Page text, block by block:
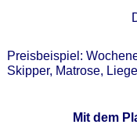
Preisbeispiel:
Skipper, Matrose,
Mit dem